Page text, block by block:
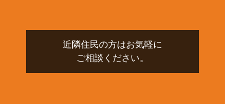
近隣住民の方はお気軽に
ご相談ください。